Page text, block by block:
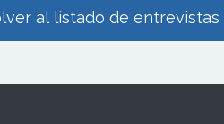
al listado de entrevistas